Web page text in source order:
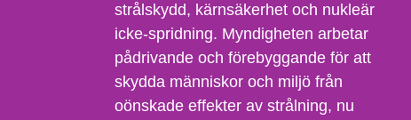
strålskydd, kärnsäkerhet och nukleär
icke-spridning. Myndigheten arbetar
pådrivande och förebyggande för att
skydda människor och miljö från
oönskade effekter av strålning, nu